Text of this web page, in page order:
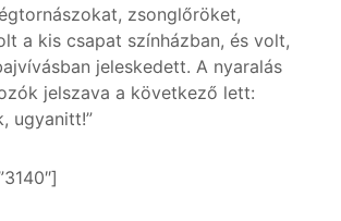
zsonglőröket,
a kis csapat színházban, és volt,
jeleskedett. A nyaralás
jelszava a következő lett:
ugyanitt!”